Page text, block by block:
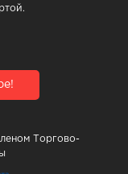
Торгово-